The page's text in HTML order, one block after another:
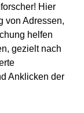
Hier
von Adressen,
helfen
gezielt nach
Anklicken der